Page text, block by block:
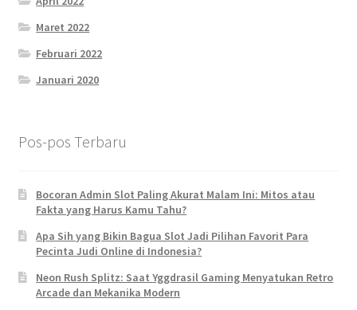
Maret 2022
Februari 2022
Januari 2020
Pos-pos Terbaru
Bocoran Admin Slot Paling Akurat Malam Ini: Mitos atau
Fakta yang Harus Kamu Tahu?
Apa Sih yang Bikin Bagua Slot Jadi Pilihan Favorit Para
Pecinta Judi Online di Indonesia?
Neon Rush Splitz: Saat Yggdrasil Gaming Menyatukan Retro
Arcade dan Mekanika Modern